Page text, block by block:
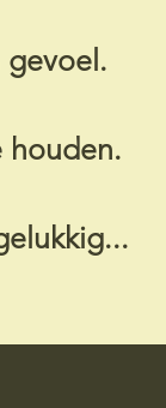
gevoel.
houden.